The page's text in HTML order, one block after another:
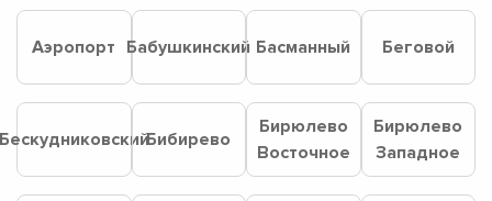
Аэропорт Бабушкинский Басманный Беговой
Бибирево
Бирюлево
Восточное
Бирюлево
Западное